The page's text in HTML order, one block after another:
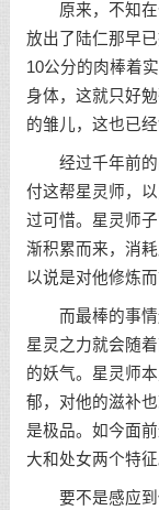
原来，不知在
放出了陆仁那早
10公分的肉棒着
身体，这就只好
的雏儿，这也已经
经过千年前的
付这帮星灵师，
过可惜。星灵师
渐积累而来，消
以说是对他修炼
而最棒的事情
星灵之力就会随
的妖气。星灵师
郁，对他的滋补
是极品。如今面
大和处女两个特征
要不是感应到